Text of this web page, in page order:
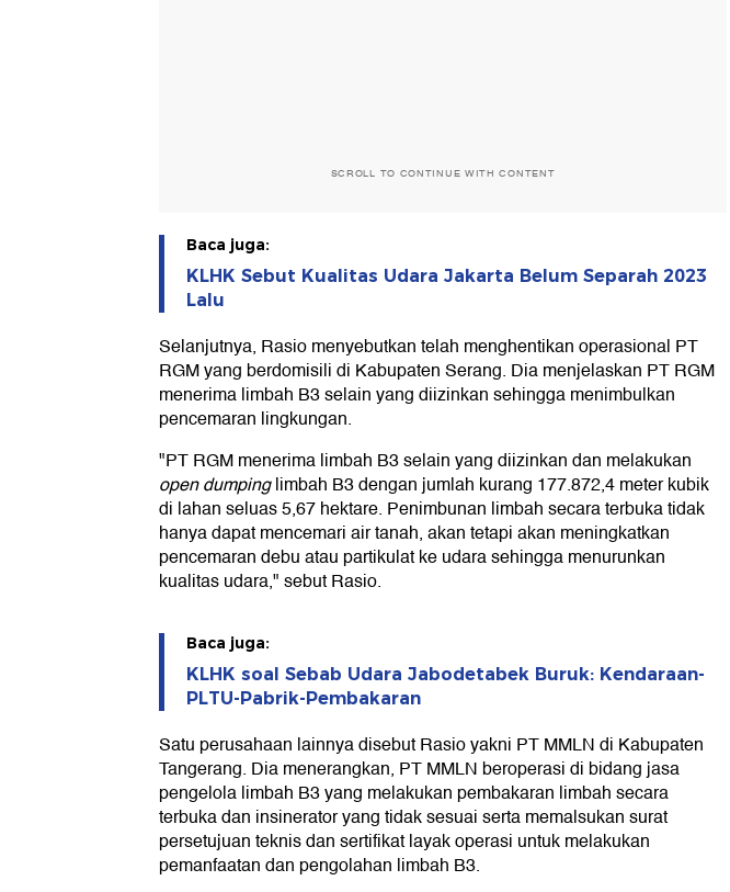
SCROLL TO CONTINUE WITH CONTENT
Baca juga:
KLHK Sebut Kualitas Udara Jakarta Belum Separah 2023
Lalu
Selanjutnya, Rasio menyebutkan telah menghentikan operasional PT
RGM yang berdomisili di Kabupaten Serang. Dia menjelaskan PT RGM
menerima limbah B3 selain yang diizinkan sehingga menimbulkan
pencemaran lingkungan.
"PT RGM menerima limbah B3 selain yang diizinkan dan melakukan
open dumpinglimbah B3 dengan jumlah kurang 177.872,4 meter kubik
di lahan seluas 5,67 hektare. Penimbunan limbah secara terbuka tidak
hanya dapat mencemari air tanah, akan tetapi akan meningkatkan
pencemaran debu atau partikulat ke udara sehingga menurunkan
kualitas udara," sebut Rasio.
Baca juga:
KLHK soal Sebab Udara Jabodetabek Buruk: Kendaraan-
PLTU-Pabrik-Pembakaran
Satu perusahaan lainnya disebut Rasio yakni PT MMLN di Kabupaten
Tangerang. Dia menerangkan, PT MMLN beroperasi di bidang jasa
pengelola limbah B3 yang melakukan pembakaran limbah secara
terbuka dan insinerator yang tidak sesuai serta memalsukan surat
persetujuan teknis dan sertifikat layak operasi untuk melakukan
pemanfaatan dan pengolahan limbah B3.